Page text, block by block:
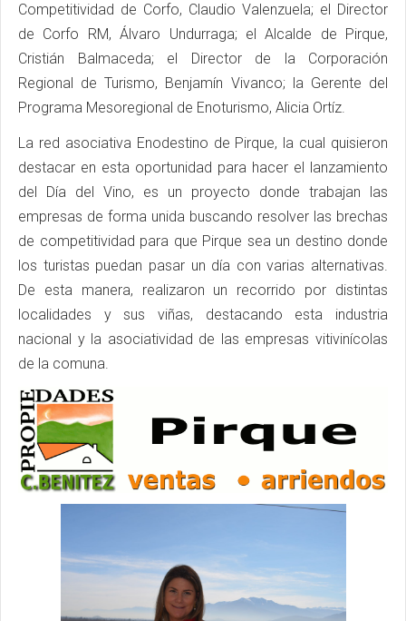
Competitividad de Corfo, Claudio Valenzuela; el Director
de Corfo RM, Álvaro Undurraga; el Alcalde de Pirque,
Cristián Balmaceda; el Director de la Corporación
Regional de Turismo, Benjamín Vivanco; la Gerente del
Programa Mesoregional de Enoturismo, Alicia Ortíz.
La red asociativa Enodestino de Pirque, la cual quisieron
destacar en esta oportunidad para hacer el lanzamiento
del Día del Vino, es un proyecto donde trabajan las
empresas de forma unida buscando resolver las brechas
de competitividad para que Pirque sea un destino donde
los turistas puedan pasar un día con varias alternativas.
De esta manera, realizaron un recorrido por distintas
localidades y sus viñas, destacando esta industria
nacional y la asociatividad de las empresas vitivinícolas
de la comuna.